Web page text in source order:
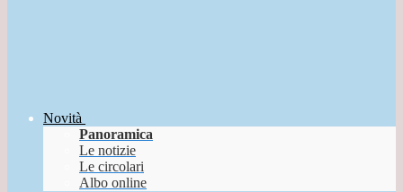
Novità
Panoramica
Le notizie
Le circolari
Albo online